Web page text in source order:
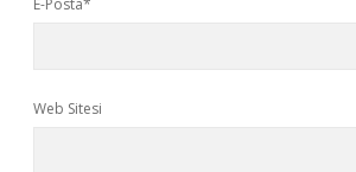
E-Posta*
Web Sitesi